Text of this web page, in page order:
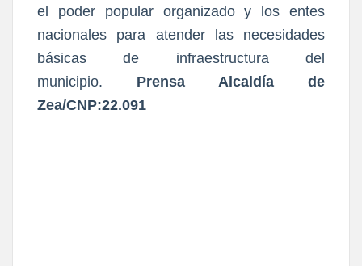
el poder popular organizado y los entes
nacionales para atender las necesidades
básicas de infraestructura del
municipio.
Prensa Alcaldía de
Zea/CNP:22.091